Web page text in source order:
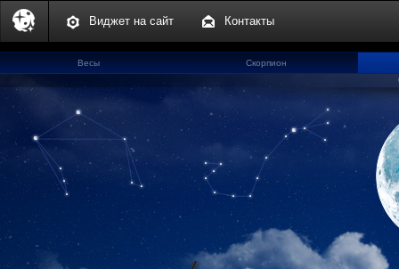
Виджет на сайт Контакты
Весы
Скорпион